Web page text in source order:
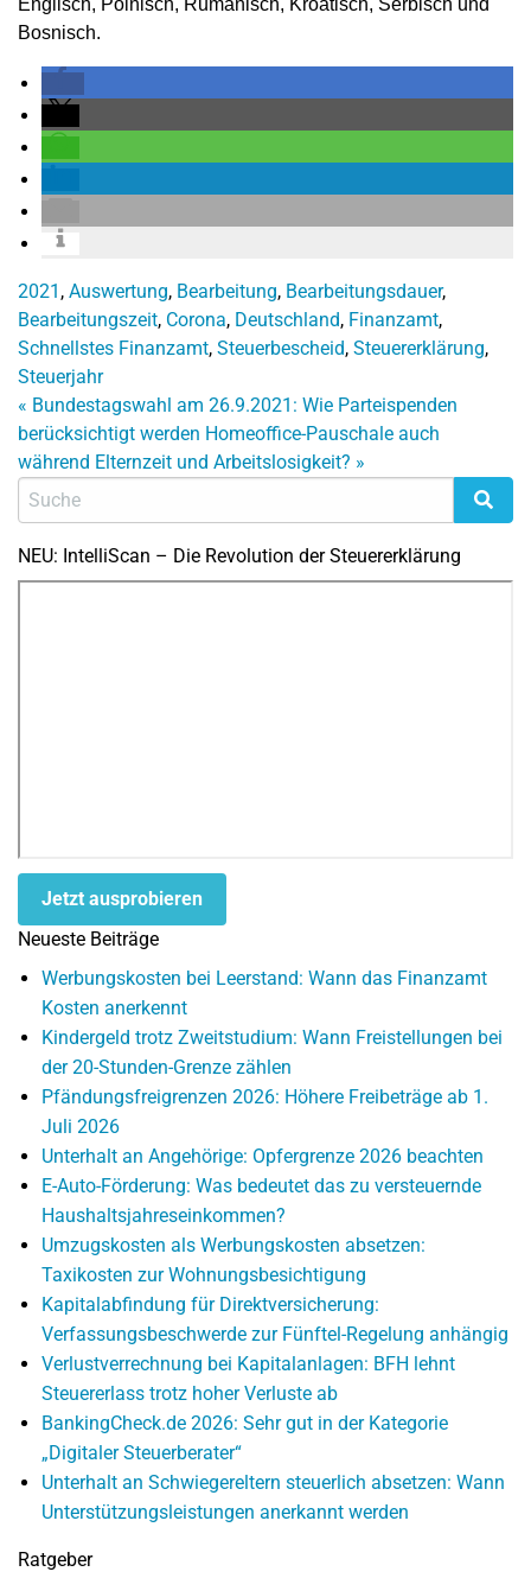
Englisch, Polnisch, Rumänisch, Kroatisch, Serbisch und
Bosnisch.
2021 , Auswertung, Bearbeitung, Bearbeitungsdauer,
Bearbeitungszeit, Corona, Deutschland, Finanzamt,
Schnellstes Finanzamt, Steuerbescheid, Steuererklärung,
Steuerjahr
« Bundestagswahl am 26.9.2021: Wie Parteispenden
berücksichtigt werden Homeoffice-Pauschale auch
während Elternzeit und Arbeitslosigkeit? »
NEU: IntelliScan – Die Revolution der Steuererklärung
Jetzt ausprobieren
Neueste Beiträge
Werbungskosten bei Leerstand: Wann das Finanzamt
Kosten anerkennt
Kindergeld trotz Zweitstudium: Wann Freistellungen bei
der 20-Stunden-Grenze zählen
Pfändungsfreigrenzen 2026: Höhere Freibeträge ab 1.
Juli 2026
Unterhalt an Angehörige: Opfergrenze 2026 beachten
E-Auto-Förderung: Was bedeutet das zu versteuernde
Haushaltsjahreseinkommen?
Umzugskosten als Werbungskosten absetzen:
Taxikosten zur Wohnungsbesichtigung
Kapitalabfindung für Direktversicherung:
Verfassungsbeschwerde zur Fünftel-Regelung anhängig
Verlustverrechnung bei Kapitalanlagen: BFH lehnt
Steuererlass trotz hoher Verluste ab
BankingCheck.de 2026: Sehr gut in der Kategorie
„Digitaler Steuerberater“
Unterhalt an Schwiegereltern steuerlich absetzen: Wann
Unterstützungsleistungen anerkannt werden
Ratgeber